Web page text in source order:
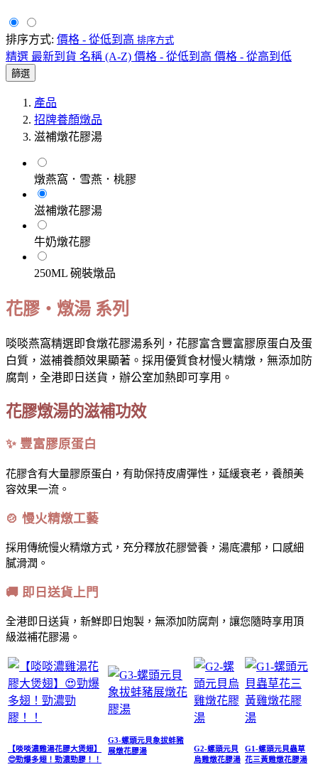
排序方式: 價格 - 從低到高 排序方式
精選 最新到貨 名稱 (A-Z) 價格 - 從低到高 價格 - 從高到低
篩選
產品
招牌養顏燉品
滋補燉花膠湯
燉燕窩．雪燕．桃膠
滋補燉花膠湯
牛奶燉花膠
250ML 碗裝燉品
花膠・燉湯 系列
啖啖燕窩精選即食燉花膠湯系列，花膠富含豐富膠原蛋白及蛋
白質，滋補養顏效果顯著。採用優質食材慢火精燉，無添加防
腐劑，全港即日送貨，辦公室加熱即可享用。
花膠燉湯的滋補功效
✨ 豐富膠原蛋白
花膠含有大量膠原蛋白，有助保持皮膚彈性，延緩衰老，養顏美
容效果一流。
🍲 慢火精燉工藝
採用傳統慢火精燉方式，充分釋放花膠營養，湯底濃郁，口感細
膩滑潤。
🚚 即日送貨上門
全港即日送貨，新鮮即日炮製，無添加防腐劑，讓您隨時享用頂
級滋補花膠湯。
【啖啖濃雞湯花膠大煲翅】
😍勁爆多翅！勁濃勁膠！！
G3-螺頭元貝象拔蚌豬
展燉花膠湯
G2-螺頭元貝
烏雞燉花膠湯
G1-螺頭元貝蟲草
花三黃雞燉花膠湯